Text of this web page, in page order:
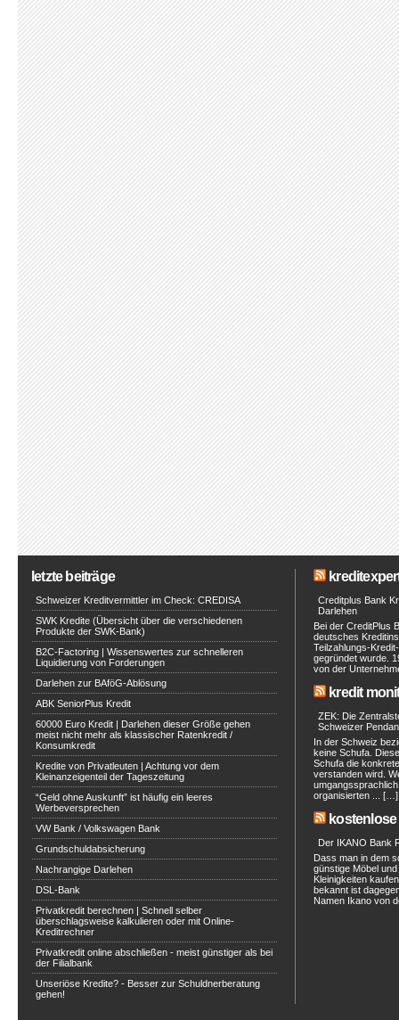
letzte beiträge
Schweizer Kreditvermittler im Check: CREDISA
SWK Kredite (Übersicht über die verschiedenen
Produkte der SWK-Bank)
B2C-Factoring | Wissenswertes zur schnelleren
Liquidierung von Forderungen
Darlehen zur BAföG-Ablösung
ABK SeniorPlus Kredit
60000 Euro Kredit | Darlehen dieser Größe gehen
meist nicht mehr als klassischer Ratenkredit /
Konsumkredit
Kredite von Privatleuten | Achtung vor dem
Kleinanzeigenteil der Tageszeitung
“Geld ohne Auskunft” ist häufig ein leeres
Werbeversprechen
VW Bank / Volkswagen Bank
Grundschuldabsicherung
Nachrangige Darlehen
DSL-Bank
Privatkredit berechnen | Schnell selber
überschlagsweise kalkulieren oder mit Online-
Kreditrechner
Privatkredit online abschließen - meist günstiger als bei
der Filialbank
Unseriöse Kredite? - Besser zur Schuldnerberatung
gehen!
Creditplus Bank
Darlehen
Bei der CreditPlus
deutsches
Teilzahlungs-
gegründet wurde.
von der
kredit
ZEK: Die
Schweizer
In der Schweiz
keine Schufa.
Schufa die
verstanden wird.
organisierten ... […]
Der IKANO Bank
Dass man in dem
günstige Möbel
Kleinigkeiten
bekannt ist
Namen Ikano von